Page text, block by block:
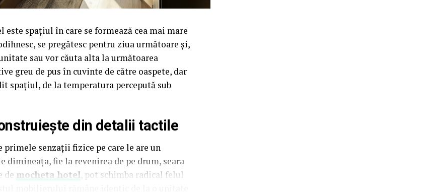
spațiul în care se formează cea mai mare
se pregătesc pentru ziua următoare și,
sau vor căuta alta la următoarea
greu de pus în cuvinte de către oaspete, dar
spațiul, de la temperatura percepută sub
din detalii tactile
senzații fizice pe care le are un
dimineața, fie la revenirea de pe drum, seara
de mocheta hotel, pot schimba radical felul